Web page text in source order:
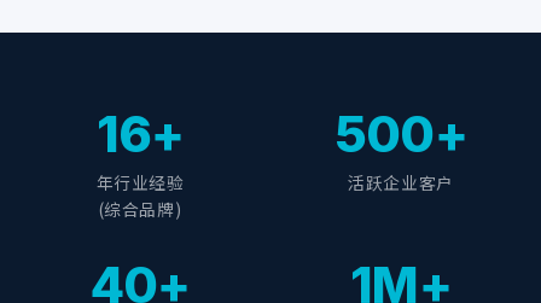
16+
年行业经验
(综合品牌)
500+
活跃企业客户
40+ 1M+